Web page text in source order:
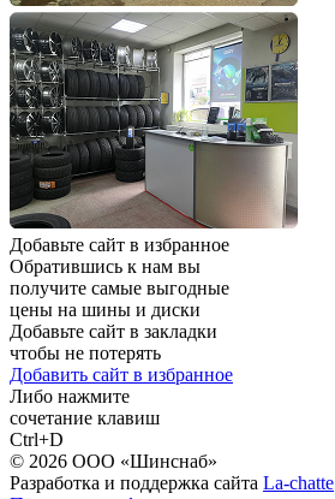
Добавьте сайт в избранное
Обратившись к нам вы
получите самые выгодные
цены на шины и диски
Добавьте сайт в закладки
чтобы не потерять
Добавить сайт в избранное
Либо нажмите
сочетание клавиш
Ctrl+D
© 2026 ООО «Шинснаб»
Разработка и поддержка сайта La-chatte